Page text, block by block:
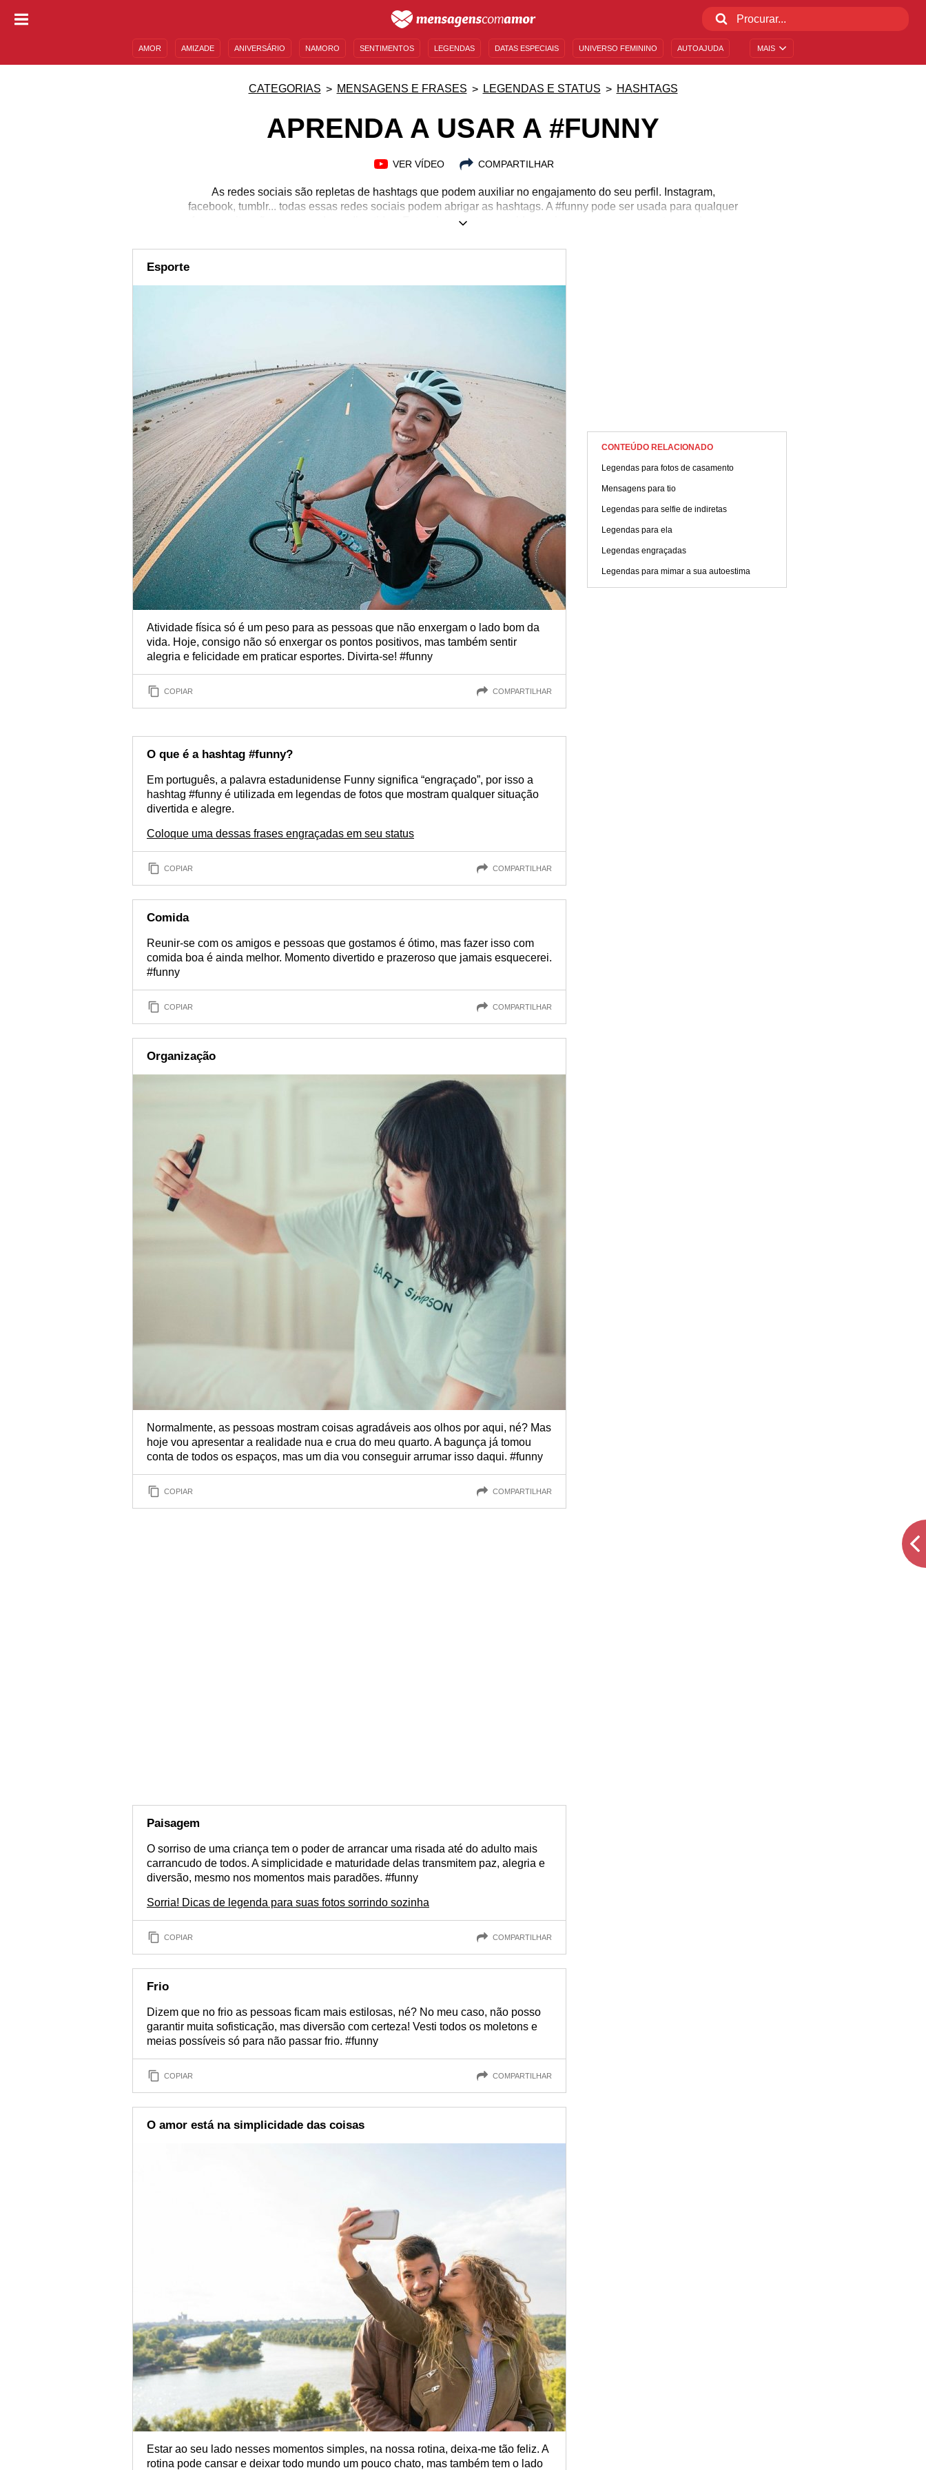
MAIS
AMOR AMIZADE ANIVERSÁRIO NAMORO SENTIMENTOS LEGENDAS DATAS ESPECIAIS UNIVERSO FEMININO AUTOAJUDA
CATEGORIAS MENSAGENS E FRASES LEGENDAS E STATUS HASHTAGS
APRENDA A USAR A #FUNNY
VER VÍDEO COMPARTILHAR
As redes sociais são repletas de hashtags que podem auxiliar no engajamento do seu perfil. Instagram,
facebook, tumblr... todas essas redes sociais podem abrigar as hashtags. A #funny pode ser usada para qualquer
foto em situações engraçadas e divertidas. Fotos de esportes, comidas, paisagens, parques e outros podem ser
hashtag para serem melhor encontradas. Confira e abuse dessas 10 dicas para usar a #funny em todas suas
redes sociais. Jogue-se nessa hashtag e abuse do bom humor nas redes sociais. Torne esse ambiente mais leve
Esporte
Atividade física só é um peso para as pessoas que não enxergam o lado bom da
vida. Hoje, consigo não só enxergar os pontos positivos, mas também sentir
alegria e felicidade em praticar esportes. Divirta-se! #funny
COPIAR COMPARTILHAR
O que é a hashtag #funny?
Em português, a palavra estadunidense Funny significa “engraçado”, por isso a
hashtag #funny é utilizada em legendas de fotos que mostram qualquer situação
divertida e alegre.
Coloque uma dessas frases engraçadas em seu status
COPIAR COMPARTILHAR
Comida
Reunir-se com os amigos e pessoas que gostamos é ótimo, mas fazer isso com
comida boa é ainda melhor. Momento divertido e prazeroso que jamais esquecerei.
#funny
COPIAR COMPARTILHAR
Organização
Normalmente, as pessoas mostram coisas agradáveis aos olhos por aqui, né? Mas
hoje vou apresentar a realidade nua e crua do meu quarto. A bagunça já tomou
conta de todos os espaços, mas um dia vou conseguir arrumar isso daqui. #funny
COPIAR COMPARTILHAR
Paisagem
O sorriso de uma criança tem o poder de arrancar uma risada até do adulto mais
carrancudo de todos. A simplicidade e maturidade delas transmitem paz, alegria e
diversão, mesmo nos momentos mais paradões. #funny
Sorria! Dicas de legenda para suas fotos sorrindo sozinha
COPIAR COMPARTILHAR
Frio
Dizem que no frio as pessoas ficam mais estilosas, né? No meu caso, não posso
garantir muita sofisticação, mas diversão com certeza! Vesti todos os moletons e
meias possíveis só para não passar frio. #funny
COPIAR COMPARTILHAR
O amor está na simplicidade das coisas
Estar ao seu lado nesses momentos simples, na nossa rotina, deixa-me tão feliz. A
rotina pode cansar e deixar todo mundo um pouco chato, mas também tem o lado
CONTEÚDO RELACIONADO
Legendas para fotos de casamento
Mensagens para tio
Legendas para selfie de indiretas
Legendas para ela
Legendas engraçadas
Legendas para mimar a sua autoestima